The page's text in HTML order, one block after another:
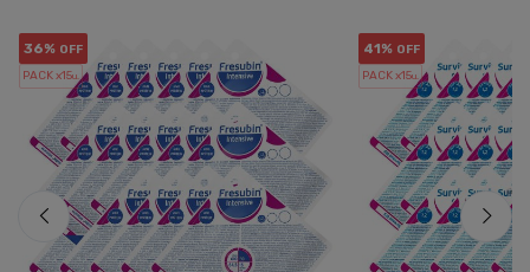
36% OFF
PACK x15u.
41% OFF
PACK x15u.